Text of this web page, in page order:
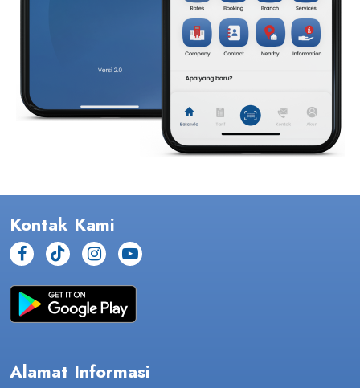
Kontak Kami
Alamat Informasi